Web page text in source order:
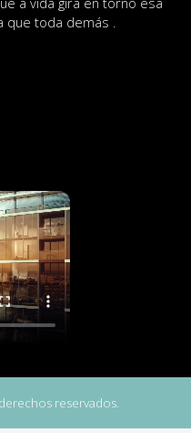
que toda demás .
reservados.